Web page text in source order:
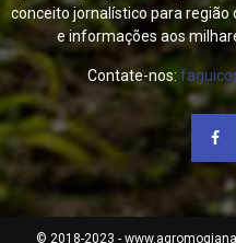
conceito jornalístico para
e informações aos
Contate-nos:
© 2018-2023 -